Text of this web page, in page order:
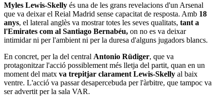
Myles Lewis-Skelly és una de les grans revelacions d'un Arsenal
que va deixar el Reial Madrid sense capacitat de resposta. Amb 18
anys, el lateral anglès va mostrar totes les seves qualitats, tant a
l'Emirates com al Santiago Bernabéu, on no es va deixar
intimidar ni per l'ambient ni per la duresa d'alguns jugadors blancs.
En concret, per la del central Antonio Rüdiger, que va
protagonitzar l'acció possiblement més lletja del partit, quan en un
moment del matx va trepitjar clarament Lewis-Skelly al baix
ventre. L'acció va passar desapercebuda per l'àrbitre, que tampoc va
ser advertit per la sala VAR.